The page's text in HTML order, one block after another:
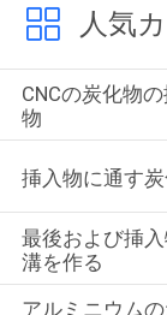
人気
CNCの炭化物の
物
挿入物に通す
最後および挿
溝を作る
アルミニウム